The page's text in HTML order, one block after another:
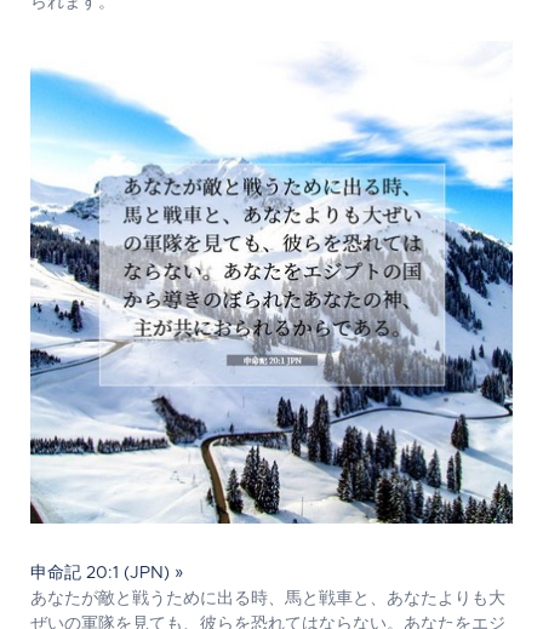
申命記 20:1 (JPN) »
あなたが敵と戦うために出る時、馬と戦車と、あなたよりも大
ぜいの軍隊を見ても、彼らを恐れてはならない。あなたをエジ